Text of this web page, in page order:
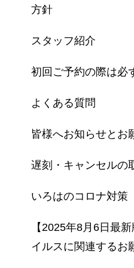
方針
スタッフ紹介
初回ご予約の際は必
よくある質問
皆様へお知らせとお
遅刻・キャンセルの
いろはのコロナ対策
【2025年8月6日最
イルスに関連するお